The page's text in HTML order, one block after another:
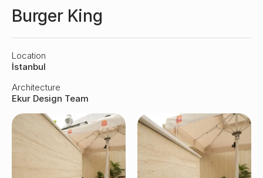
Burger King
Location
İstanbul
Architecture
Ekur Design Team